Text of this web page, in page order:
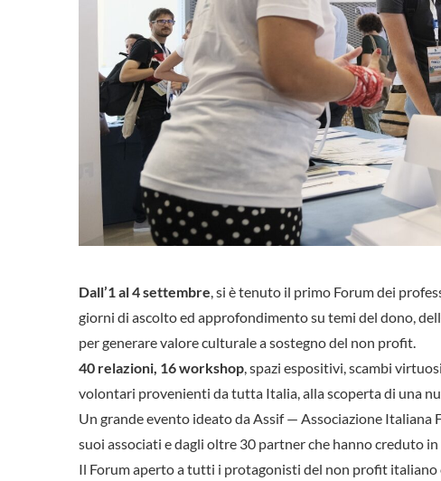
Dall’1 al 4 settembre, si è tenuto il primo Forum dei
giorni di ascolto ed approfondimento su temi del dono,
per generare valore culturale a sostegno del non profit.
40 relazioni, 16 workshop, spazi espositivi, scambi
volontari provenienti da tutta Italia, alla scoperta di una
Un grande evento ideato da Assif — Associazione Italiana
suoi associati e dagli oltre 30 partner che hanno creduto
Il Forum aperto a tutti i protagonisti del non profit